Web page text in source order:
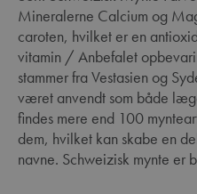
Mineralerne Calcium og
caroten, hvilket er en
vitamin / Anbefalet
stammer fra Vestasien og
været anvendt som både
findes mere end 100
dem, hvilket kan skabe en
navne. Schweizisk mynte er